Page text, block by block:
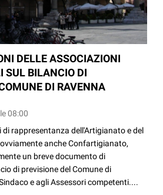
DELLE ASSOCIAZIONI
SUL BILANCIO DI
DI RAVENNA
08:00
rappresentanza dell'Artigianato e del
anche Confartigianato,
un breve documento di
di previsione del Comune di
e agli Assessori competenti....